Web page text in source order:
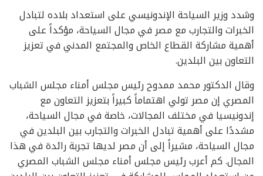
وشدد وزير السياحة الإندونيسي على استعداد بلاده لتبادل
الخبرات والتجارب مع مصر في مجال السياحة، مؤكداً على
أهمية مشاركة القطاع الخاص والمجتمع المدني في تعزيز
التعاون بين البلدين.
وقال الدكتور محمد ممدوح رئيس مجلس أمناء مجلس الشباب
المصري إن مصر تولي اهتماماً كبيراً بتعزيز التعاون مع
إندونيسيا في مختلف المجالات، خاصة في مجال السياحة،
مشددًا على أهمية تبادل الخبرات والتجارب بين البلدين في
مجال السياحة، مشيراً إلى أن مصر لديها تجربة رائدة في هذا
المجال. كم أعرب رئيس مجلس أمناء مجلس الشباب المصري